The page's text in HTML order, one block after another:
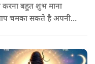
करना बहुत शुभ माना
आप चमका सकते है अपनी